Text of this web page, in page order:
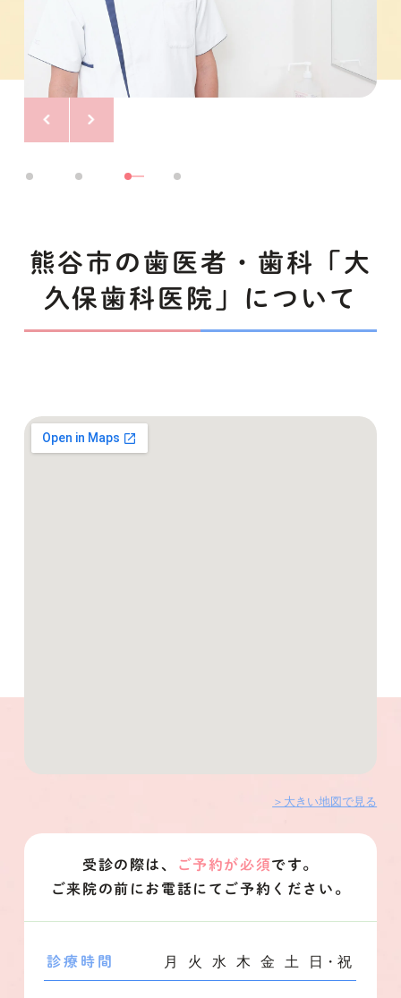
熊谷市の歯医者・歯科「大
久保歯科医院」について
＞大きい地図で見る
受診の際は、 ご予約が必須です。
ご来院の前にお電話にてご予約ください。
診療時間 月 火 水 木 金 土 日・祝